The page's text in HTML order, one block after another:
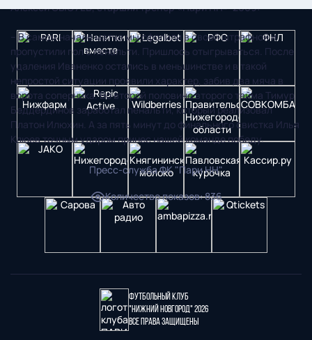
Алексей СЫСУЕВ, старший тренер «Пари НН»-2009:
– В самом начале матча мы сфолили в своей штрафной и
пропустили гол с пенальти. Пришлось отыгрываться. После
удаления Иваненко остались в меньшинстве и в такой
непростой ситуации проявили характер, забив два мяча в
ворота соперника. Во второй половине второго тайма Тимур
Беддердинов заработал пенальти, который реализовал
Платон Илюхин. А за пять минут до финального свистка Илья
Клюев точным ударом принес нашей команде победу.
Пресс-служба ФК "Пари НН"
Количество показов:836
Футбольный клуб
"Нижний Новгород" 2026
Все права защищены